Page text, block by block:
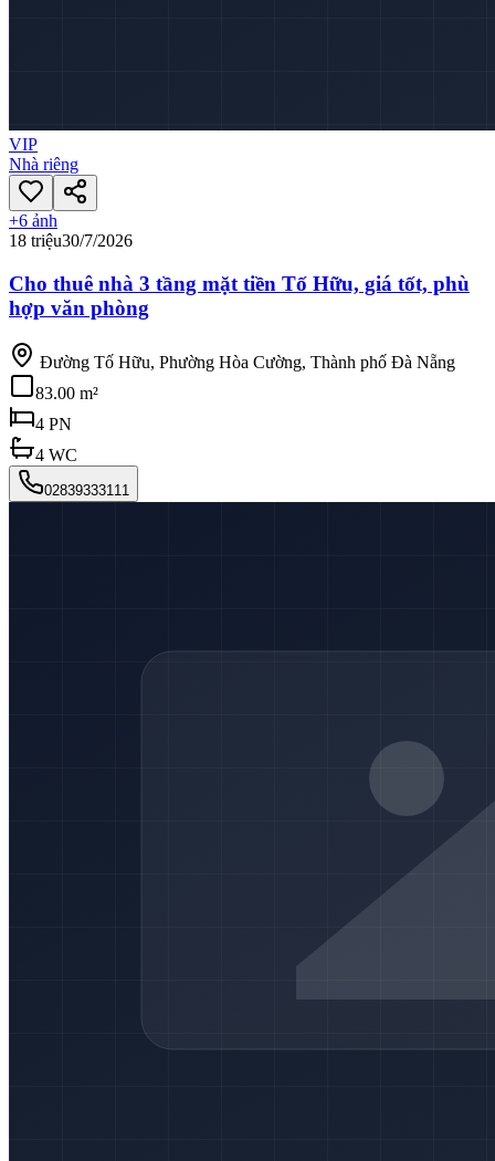
VIP
Nhà riêng
+6 ảnh
18 triệu30/7/2026
Cho thuê nhà 3 tầng mặt tiền Tố Hữu, giá tốt, phù
hợp văn phòng
Đường Tố Hữu, Phường Hòa Cường, Thành phố Đà Nẵng
83.00 m²
4 PN
4 WC
02839333111